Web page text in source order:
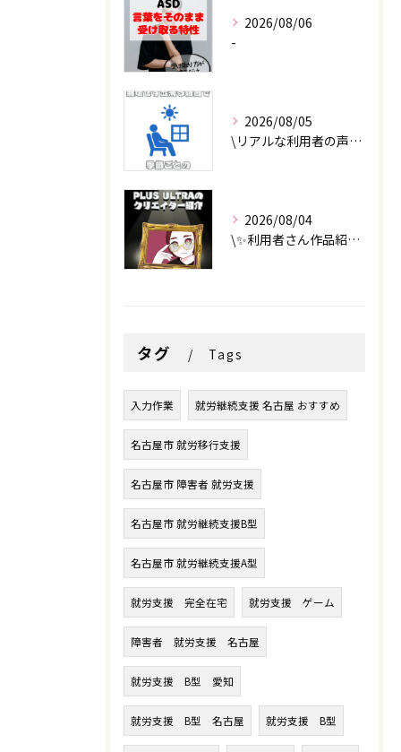
2026/08/06
-
2026/08/05
\リアルな利用者の声📣/
2026/08/04
\✨利用者さん作品紹介✨/
タグ Tags
入力作業 就労継続支援 名古屋 おすすめ
名古屋市 就労移行支援
名古屋市 障害者 就労支援
名古屋市 就労継続支援B型
名古屋市 就労継続支援A型
就労支援 完全在宅 就労支援 ゲーム
障害者 就労支援 名古屋
就労支援 B型 愛知
就労支援 B型 名古屋 就労支援 B型
お問い合わせはこちら
お問い合わせはこちら